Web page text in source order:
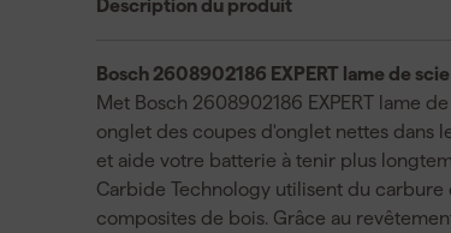
Description du produit
Bosch 2608902186 EXPERT lame de
Met Bosch 2608902186 EXPERT lame
onglet des coupes d'onglet nettes dans
et aide votre batterie à tenir plus
Carbide Technology utilisent du
composites de bois. Grâce au